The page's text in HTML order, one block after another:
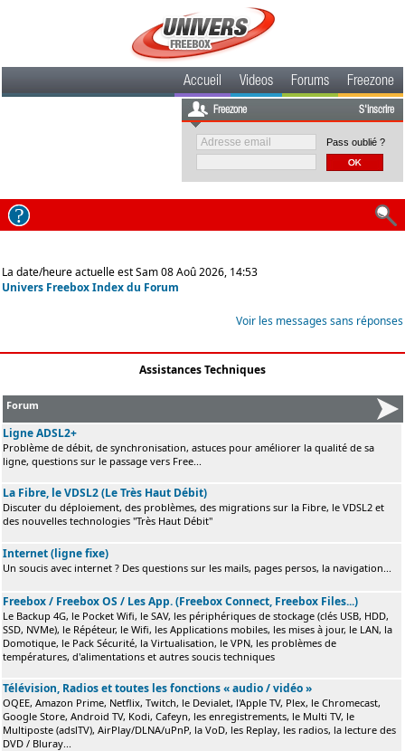
Accueil Videos Forums Freezone
Freezone S'inscrire
Pass oublié ?
La date/heure actuelle est Sam 08 Aoû 2026, 14:53
Univers Freebox Index du Forum
Voir les messages sans réponses
Assistances Techniques
Forum
Ligne ADSL2+
Problème de débit, de synchronisation, astuces pour améliorer la qualité de sa
ligne, questions sur le passage vers Free...
La Fibre, le VDSL2 (Le Très Haut Débit)
Discuter du déploiement, des problèmes, des migrations sur la Fibre, le VDSL2 et
des nouvelles technologies "Très Haut Débit"
Internet (ligne fixe)
Un soucis avec internet ? Des questions sur les mails, pages persos, la navigation...
Freebox / Freebox OS / Les App. (Freebox Connect, Freebox Files...)
Le Backup 4G, le Pocket Wifi, le SAV, les périphériques de stockage (clés USB, HDD,
SSD, NVMe), le Répéteur, le Wifi, les Applications mobiles, les mises à jour, le LAN, la
Domotique, le Pack Sécurité, la Virtualisation, le VPN, les problèmes de
températures, d'alimentations et autres soucis techniques
Télévision, Radios et toutes les fonctions « audio / vidéo »
OQEE, Amazon Prime, Netflix, Twitch, le Devialet, l'Apple TV, Plex, le Chromecast,
Google Store, Android TV, Kodi, Cafeyn, les enregistrements, le Multi TV, le
Multiposte (adslTV), AirPlay/DLNA/uPnP, la VoD, les Replay, les radios, la lecture des
DVD / Bluray...